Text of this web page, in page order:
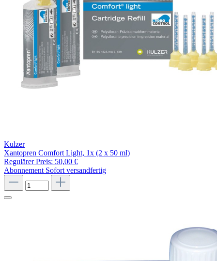
Kulzer
Xantopren Comfort Light, 1x (2 x 50 ml)
Regulärer Preis: 50,00 €
Abonnement Sofort versandfertig